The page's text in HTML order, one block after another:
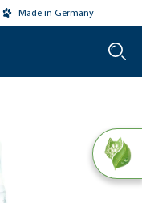
Made in Germany